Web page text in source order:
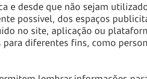
e desde que não sejam
possível, dos espaços
no site, aplicação ou
diferentes fins, como